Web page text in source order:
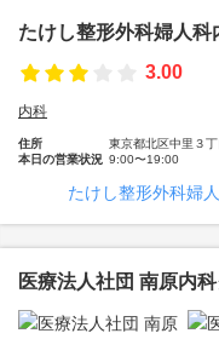
たけし整形外科婦人科
3.00
内科
住所
東京都北区中里３
本日の営業状況 9:00〜19:00
たけし整形外科婦
医療法人社団 南原内